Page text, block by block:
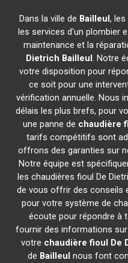
Dans la ville de Bailleul,
les services d'un plombier
maintenance et la
Dietrich Bailleul. Notre
votre disposition pour
ce soit pour une
vérification annuelle. Nous
délais les plus brefs, pour
une panne de chaudière
tarifs compétitifs sont
offrons des garanties sur
Notre équipe est
les chaudières fioul De
de vous offrir des conseils
pour votre système de
écoute pour répondre à
fournir des informations
votre chaudière fioul De
de Bailleul nous font